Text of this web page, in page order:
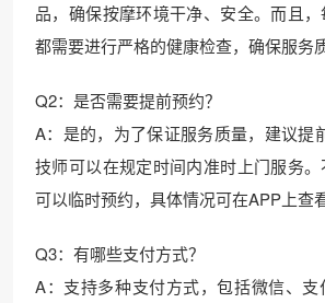
品，确保按摩环境干净、安全。而且
都需要进行严格的健康检查，确保服务
Q2：是否需要提前预约？
A：是的，为了保证服务质量，建议提
技师可以在规定时间内准时上门服务
可以临时预约，具体情况可在APP上查看
Q3：有哪些支付方式？
A：支持多种支付方式，包括微信、支